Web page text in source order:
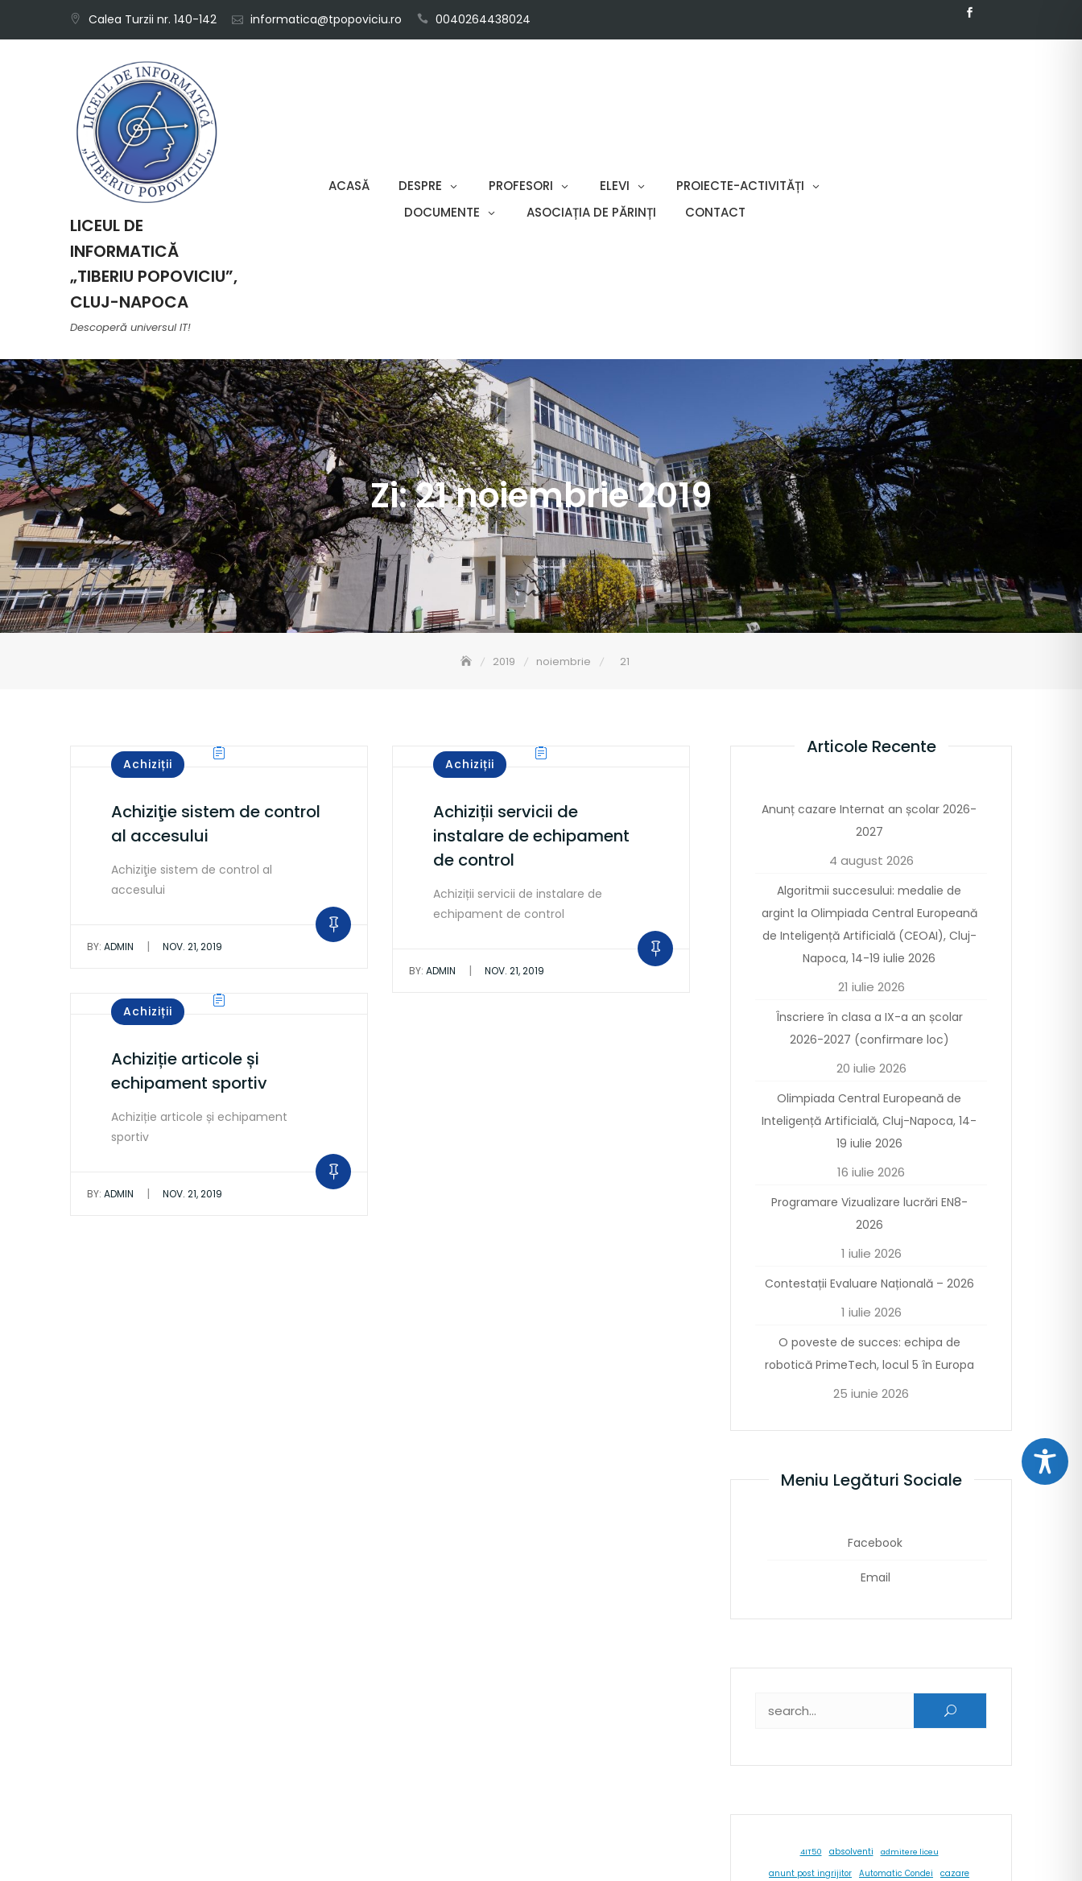
Calea Turzii nr. 140-142 informatica@tpopoviciu.ro 0040264438024
LICEUL DE
INFORMATICĂ
„TIBERIU POPOVICIU”,
CLUJ-NAPOCA
Descoperă universul IT!
ACASĂ DESPRE PROFESORI ELEVI
PROIECTE-ACTIVITĂȚI
DOCUMENTE
ASOCIAȚIA DE PĂRINȚI CONTACT
Zi:21 noiembrie 2019
2019 noiembrie 21
Achiziții
Achiziţie sistem de control
al accesului
Achiziţie sistem de control al
accesului
BY: ADMIN | NOV. 21, 2019
Achiziții
Achiziții servicii de
instalare de echipament
de control
Achiziții servicii de instalare de
echipament de control
BY: ADMIN | NOV. 21, 2019
Achiziții
Achiziție articole și
echipament sportiv
Achiziție articole și echipament
sportiv
BY: ADMIN | NOV. 21, 2019
Articole Recente
Anunț cazare Internat an școlar 2026-
2027
4 august 2026
Algoritmii succesului: medalie de
argint la Olimpiada Central Europeană
de Inteligență Artificială (CEOAI), Cluj-
Napoca, 14-19 iulie 2026
21 iulie 2026
Înscriere în clasa a IX-a an școlar
2026-2027 (confirmare loc)
20 iulie 2026
Olimpiada Central Europeană de
Inteligență Artificială, Cluj-Napoca, 14-
19 iulie 2026
16 iulie 2026
Programare Vizualizare lucrări EN8-
2026
1 iulie 2026
Contestații Evaluare Națională – 2026
1 iulie 2026
O poveste de succes: echipa de
robotică PrimeTech, locul 5 în Europa
25 iunie 2026
Meniu Legături Sociale
Facebook
Email
4IT50 absolventi admitere liceu
anunt post ingrijitor Automatic Condei
cazare